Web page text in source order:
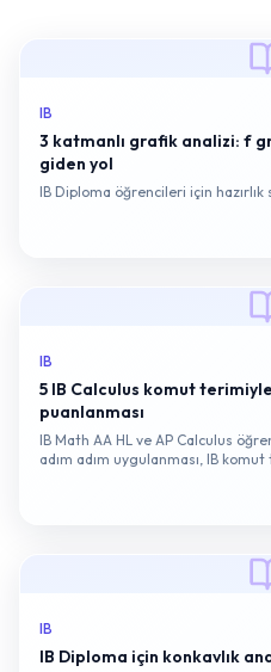
IB
3 katmanlı grafik analizi: f
giden yol
IB Diploma öğrencileri için
IB
5 IB Calculus komut
puanlanması
IB Math AA HL ve AP Calculus
adım adım uygulanması, IB
IB
IB Diploma için konkavlık